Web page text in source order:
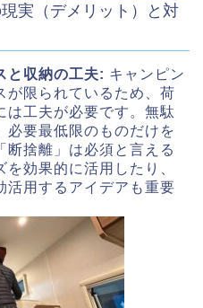
実（デメリット）と対
と収納の工夫: キャンピン
が限られているため、荷
は工夫が必要です。無駄
必要最低限のものだけを
断捨離」は必須と言える
効果的に活用したり、
活用するアイデアも重要